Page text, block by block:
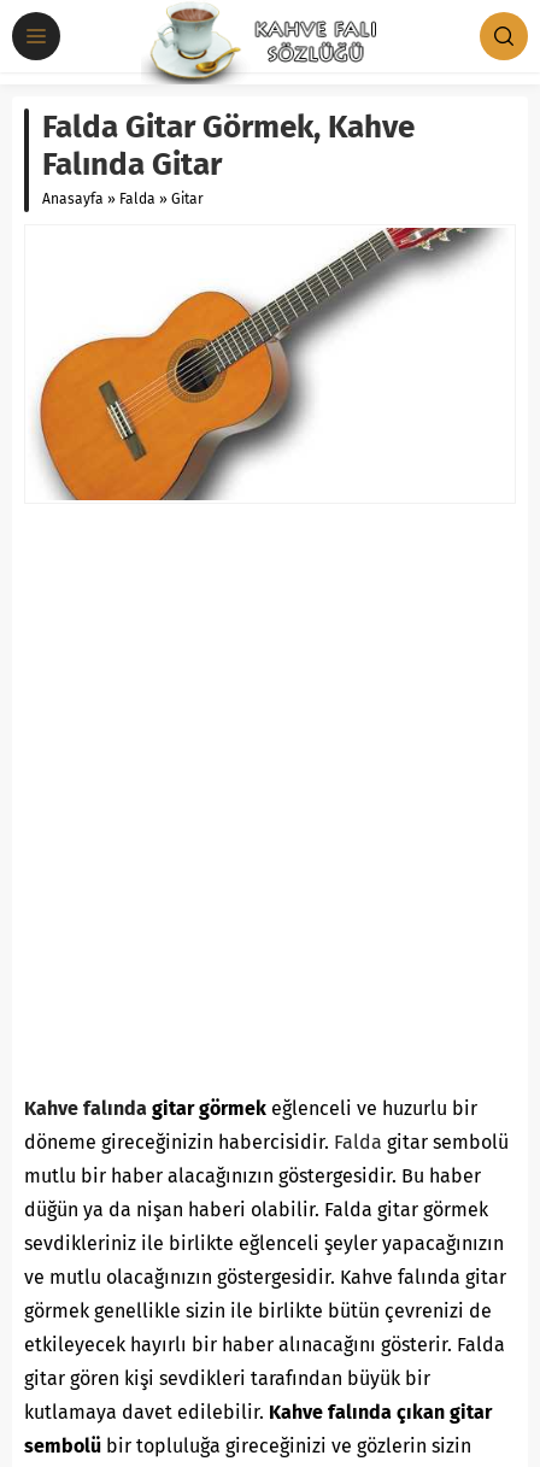
Falda Gitar Görmek, Kahve
Falında Gitar
Anasayfa » Falda » Gitar
Kahve falında gitar görmek eğlenceli ve huzurlu bir
döneme gireceğinizin habercisidir. Falda gitar sembolü
mutlu bir haber alacağınızın göstergesidir. Bu haber
düğün ya da nişan haberi olabilir. Falda gitar görmek
sevdikleriniz ile birlikte eğlenceli şeyler yapacağınızın
ve mutlu olacağınızın göstergesidir. Kahve falında gitar
görmek genellikle sizin ile birlikte bütün çevrenizi de
etkileyecek hayırlı bir haber alınacağını gösterir. Falda
gitar gören kişi sevdikleri tarafından büyük bir
kutlamaya davet edilebilir. Kahve falında çıkan gitar
sembolü bir topluluğa gireceğinizi ve gözlerin sizin